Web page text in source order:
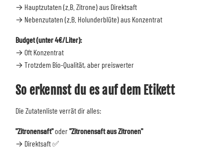
→ Hauptzutaten (z.B. Zitrone) aus Direktsaft
→ Nebenzutaten (z.B. Holunderblüte) aus Konzentrat
Budget (unter 4€/Liter):
→ Oft Konzentrat
→ Trotzdem Bio-Qualität, aber preiswerter
So erkennst du es auf dem Etikett
Die Zutatenliste verrät dir alles:
"Zitronensaft"oder"Zitronensaft aus Zitronen"
→ Direktsaft ✅